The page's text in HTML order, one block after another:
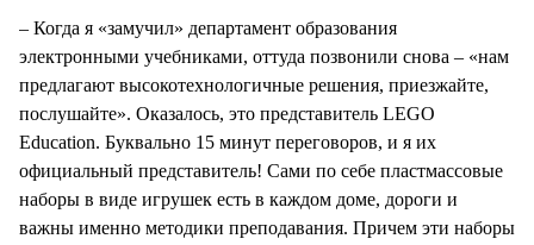
– Когда я «замучил» департамент образования
электронными учебниками, оттуда позвонили снова – «нам
предлагают высокотехнологичные решения, приезжайте,
послушайте». Оказалось, это представитель LEGO
Education. Буквально 15 минут переговоров, и я их
официальный представитель! Сами по себе пластмассовые
наборы в виде игрушек есть в каждом доме, дороги и
важны именно методики преподавания. Причем эти наборы